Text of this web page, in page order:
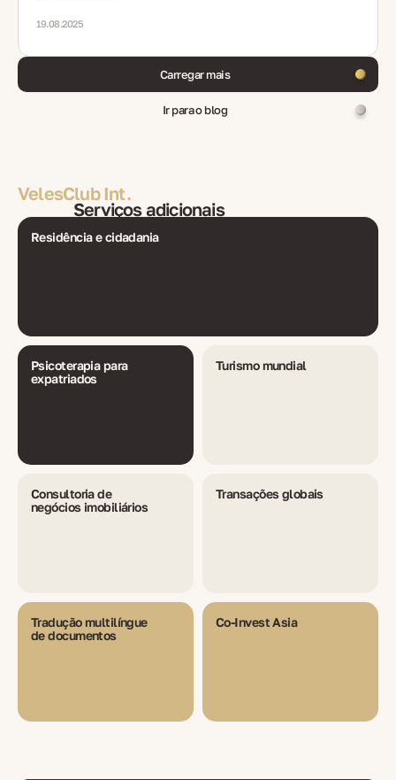
19.08.2025
Carregar mais
Ir para o blog
VelesClub Int.
Serviços adicionais
Residência e cidadania
Psicoterapia para
expatriados
Turismo mundial
Consultoria de
negócios imobiliários
Transações globais
Tradução multilíngue
de documentos
Co-Invest Asia